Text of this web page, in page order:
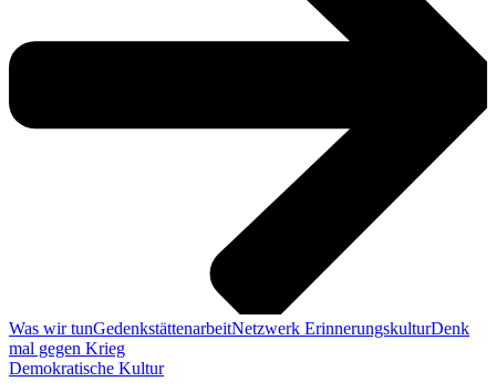
Was wir tunGedenkstättenarbeitNetzwerk ErinnerungskulturDenk
mal gegen Krieg
Demokratische Kultur